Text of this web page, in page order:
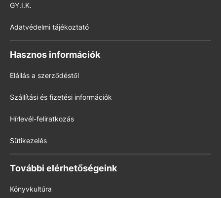
GY.I.K.
Adatvédelmi tájékoztató
Hasznos információk
Elállás a szerződéstől
Szállítási és fizetési információk
Hírlevél-feliratkozás
Sütikezelés
További elérhetőségeink
Könyvkultúra